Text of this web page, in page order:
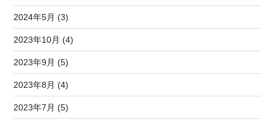
2024年5月 (3)
2023年10月 (4)
2023年9月 (5)
2023年8月 (4)
2023年7月 (5)